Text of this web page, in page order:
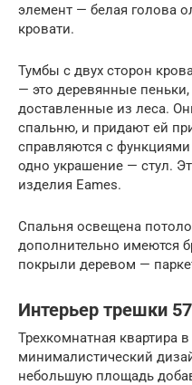
элемент — белая голова
кровати.
Тумбы с двух сторон
— это деревянные
доставленные из леса.
спальню, и придают ей
справляются с
одно украшение — стул.
изделия Eames.
Спальня освещена
дополнительно имеются
покрыли деревом —
Интерьер трешки
Трехкомнатная квартира
минималистический
небольшую площадь